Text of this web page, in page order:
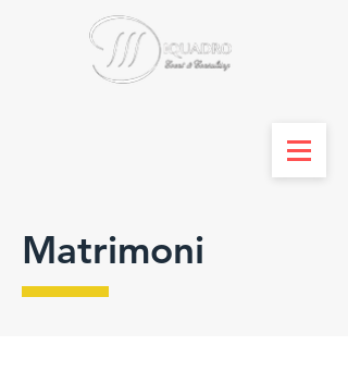
Matrimoni